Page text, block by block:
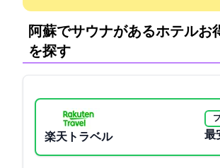
阿蘇でサウナがあるホテル:お
を探す
楽天トラベル 最